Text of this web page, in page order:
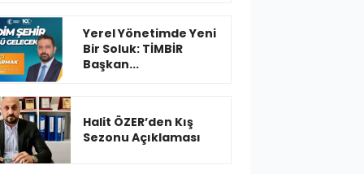
Yerel Yönetimde Yeni
Bir Soluk: TİMBİR
Başkan...
Halit ÖZER’den Kış
Sezonu Açıklaması